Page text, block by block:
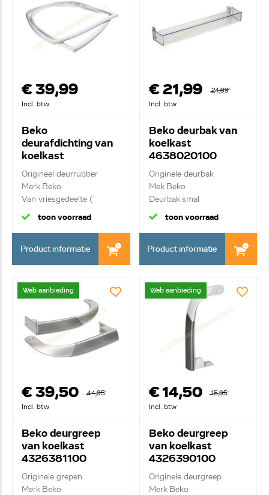
€ 39,99
Incl. btw
Beko
deurafdichting van
koelkast
4668512500
Origineel deurrubber
Merk Beko
Van vriesgedeelte (
indruk...
toon voorraad
Product informatie
€ 21,99
24,99
Incl. btw
Beko deurbak van
koelkast
4638020100
C00864537
Originele deurbak
Mek Beko
Deurbak smal
toon voorraad
Product informatie
Web aanbieding
€ 39,50
44,95
Incl. btw
Beko deurgreep
van koelkast
4326381100
C00895828
Originele grepen
Merk Beko
Web aanbieding
€ 14,50
15,95
Incl. btw
Beko deurgreep
van koelkast
4326390100
Originele deurgreep
Merk Beko